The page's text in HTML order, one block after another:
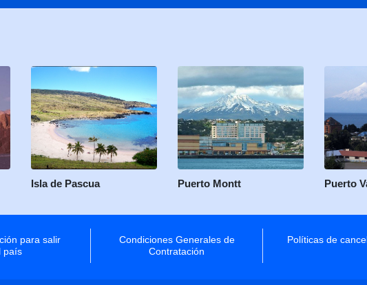
Isla de Pascua Puerto Montt Puerto
para salir
país
Condiciones Generales de
Contratación
Políticas de